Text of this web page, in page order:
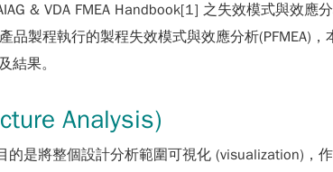
& VDA FMEA Handbook[1] 之失效模式與效
品製程執行的製程失效模式與效應分析(PFMEA)
結果。
Analysis)
的是將整個設計分析範圍可視化 (visualization)